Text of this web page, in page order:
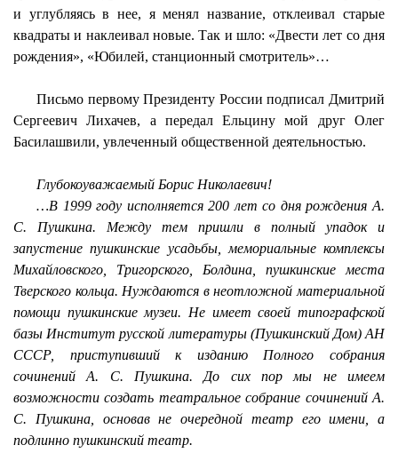
и углубляясь в нее, я менял название, отклеивал старые
квадраты и наклеивал новые. Так и шло: «Двести лет со дня
рождения», «Юбилей, станционный смотритель»…
Письмо первому Президенту России подписал Дмитрий
Сергеевич Лихачев, а передал Ельцину мой друг Олег
Басилашвили, увлеченный общественной деятельностью.
Глубокоуважаемый Борис Николаевич!
…В 1999 году исполняется 200 лет со дня рождения А.
С. Пушкина. Между тем пришли в полный упадок и
запустение пушкинские усадьбы, мемориальные комплексы
Михайловского, Тригорского, Болдина, пушкинские места
Тверского кольца. Нуждаются в неотложной материальной
помощи пушкинские музеи. Не имеет своей типографской
базы Институт русской литературы (Пушкинский Дом) АН
СССР, приступивший к изданию Полного собрания
сочинений А. С. Пушкина. До сих пор мы не имеем
возможности создать театральное собрание сочинений А.
С. Пушкина, основав не очередной театр его имени, а
подлинно пушкинский театр.